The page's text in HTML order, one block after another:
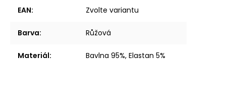
EAN: Zvolte variantu
Barva: Růžová
Materiál: Bavlna 95%, Elastan 5%